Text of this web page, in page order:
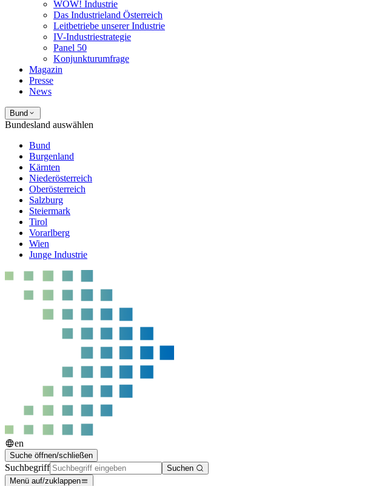
WOW! Industrie
Das Industrieland Österreich
Leitbetriebe unserer Industrie
IV-Industriestrategie
Panel 50
Konjunkturumfrage
Magazin
Presse
News
Bund
Bundesland auswählen
Bund
Burgenland
Kärnten
Niederösterreich
Oberösterreich
Salzburg
Steiermark
Tirol
Vorarlberg
Wien
Junge Industrie
en
Suche öffnen/schließen
Suchbegriff
Suchen
Menü auf/zuklappen